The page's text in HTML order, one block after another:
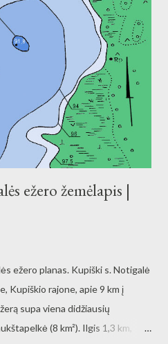
ežero žemėlapis |
ežero planas. Kupiški s. Notigalė
Kupiškio rajone, apie 9 km į
supa viena didžiausių
(8 km²). Ilgis 1,3 km,